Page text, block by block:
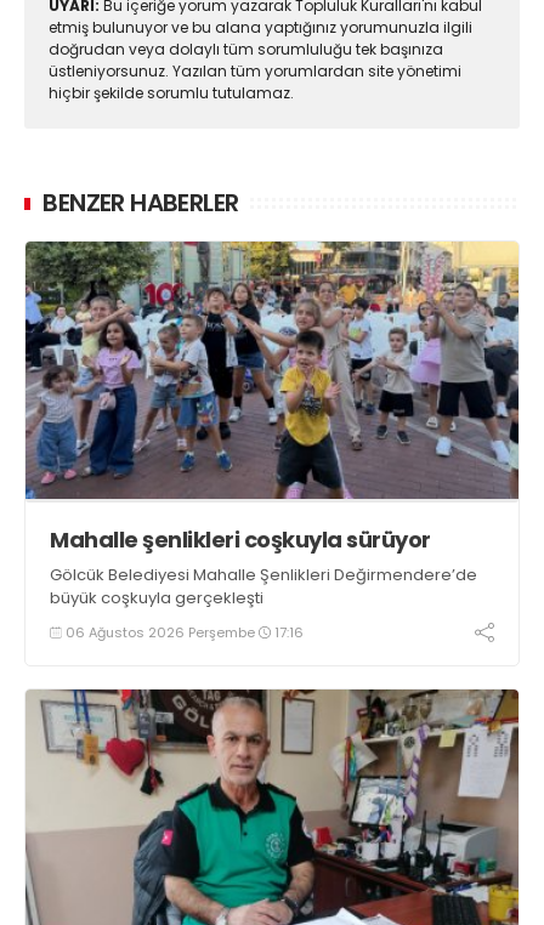
UYARI: Bu içeriğe yorum yazarak Topluluk Kuralları'nı kabul
etmiş bulunuyor ve bu alana yaptığınız yorumunuzla ilgili
doğrudan veya dolaylı tüm sorumluluğu tek başınıza
üstleniyorsunuz. Yazılan tüm yorumlardan site yönetimi
hiçbir şekilde sorumlu tutulamaz.
BENZER HABERLER
Mahalle şenlikleri coşkuyla sürüyor
Gölcük Belediyesi Mahalle Şenlikleri Değirmendere’de
büyük coşkuyla gerçekleşti
06 Ağustos 2026 Perşembe 17:16